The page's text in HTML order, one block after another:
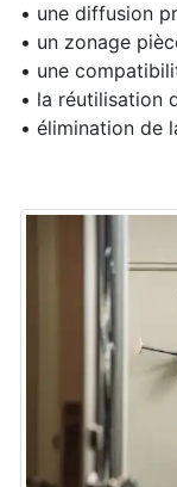
• une diffusion
• un zonage
• une
• la réutilisation
• élimination de